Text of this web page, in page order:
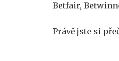
Betfair,
Právě jste si